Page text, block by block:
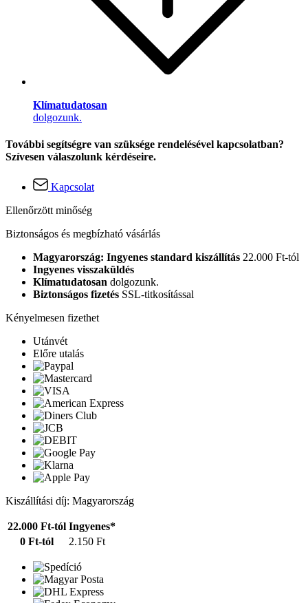
Klímatudatosan
dolgozunk.
További segítségre van szüksége rendelésével kapcsolatban?
Szívesen válaszolunk kérdéseire.
Kapcsolat
Ellenőrzött minőség
Biztonságos és megbízható vásárlás
Magyarország: Ingyenes standard kiszállítás 22.000 Ft-tól
Ingyenes visszaküldés
Klímatudatosan dolgozunk.
Biztonságos fizetés SSL-titkosítással
Kényelmesen fizethet
Utánvét
Előre utalás
Kiszállítási díj: Magyarország
22.000 Ft-tól Ingyenes*
0 Ft-tól
2.150 Ft